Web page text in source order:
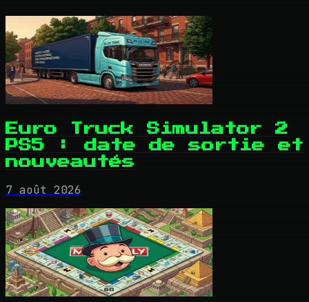
Euro Truck Simulator 2
PS5 : date de sortie et
nouveautés
7 août 2026